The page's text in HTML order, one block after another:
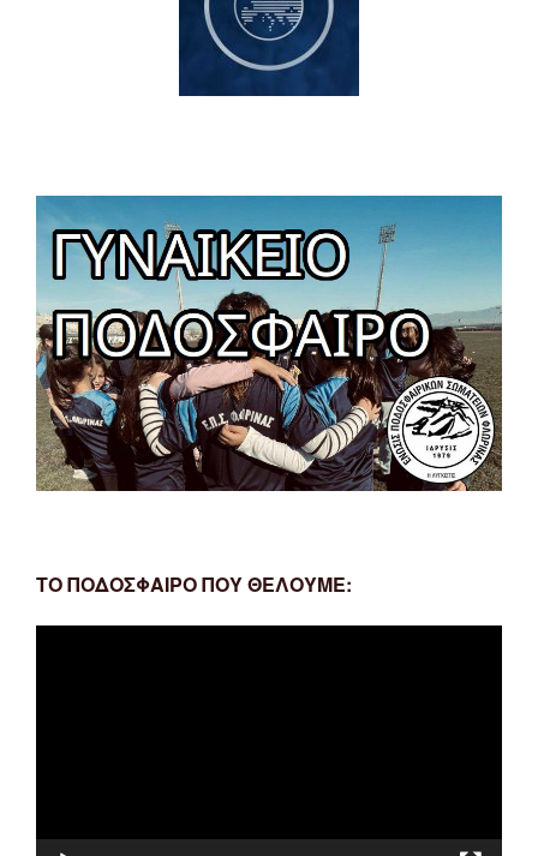
ΤΟ ΠΟΔΟΣΦΑΙΡΟ ΠΟΥ ΘΕΛΟΥΜΕ: